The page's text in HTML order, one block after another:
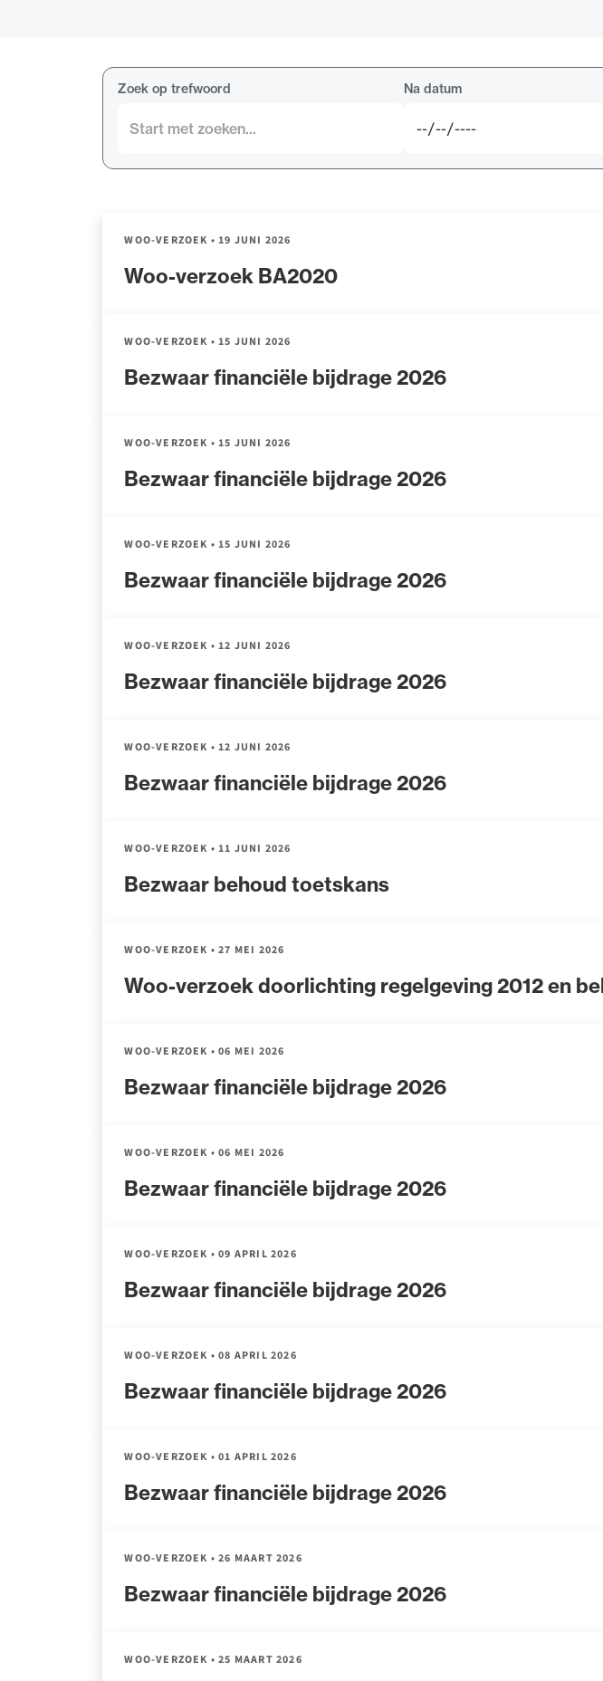
Zoek op trefwoord Na datum
Woo-verzoek BA2020
WOO-VERZOEK • 19 JUNI 2026
Bezwaar financiële bijdrage 2026
WOO-VERZOEK • 15 JUNI 2026
Bezwaar financiële bijdrage 2026
WOO-VERZOEK • 15 JUNI 2026
Bezwaar financiële bijdrage 2026
WOO-VERZOEK • 15 JUNI 2026
Bezwaar financiële bijdrage 2026
WOO-VERZOEK • 12 JUNI 2026
Bezwaar financiële bijdrage 2026
WOO-VERZOEK • 12 JUNI 2026
Bezwaar behoud toetskans
WOO-VERZOEK • 11 JUNI 2026
Woo-verzoek doorlichting regelgeving 2012 en
WOO-VERZOEK • 27 MEI 2026
Bezwaar financiële bijdrage 2026
WOO-VERZOEK • 06 MEI 2026
Bezwaar financiële bijdrage 2026
WOO-VERZOEK • 06 MEI 2026
Bezwaar financiële bijdrage 2026
WOO-VERZOEK • 09 APRIL 2026
Bezwaar financiële bijdrage 2026
WOO-VERZOEK • 08 APRIL 2026
Bezwaar financiële bijdrage 2026
WOO-VERZOEK • 01 APRIL 2026
Bezwaar financiële bijdrage 2026
WOO-VERZOEK • 26 MAART 2026
WOO-VERZOEK • 25 MAART 2026
Advocatenwet tot de Verordening op de advocatuur
(Voda) en de Regeling op de advocatuur (Roda).